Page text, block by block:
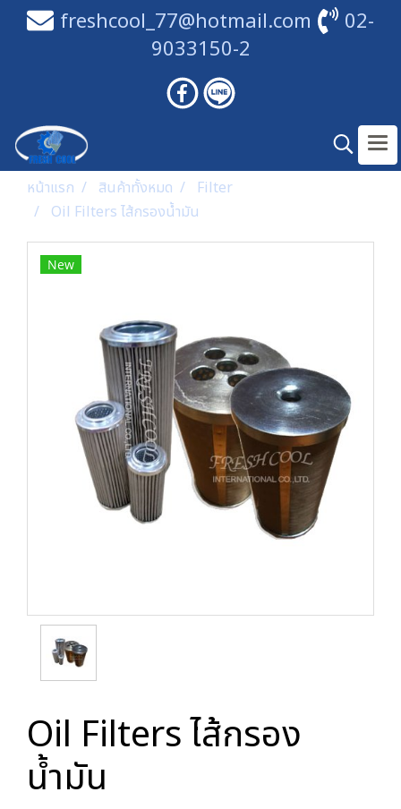
freshcool_77@hotmail.com
02-
9033150-2
หน้าแรก สินค้าทั้งหมด
Filter
Oil Filters ไส้กรองน้ำมัน
New
Oil Filters ไส้กรอง
น้ำมัน